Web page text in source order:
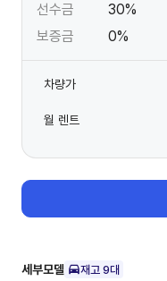
선수금
30%
보증금
0%
차량가
월 렌트
세부모델 재고 9대